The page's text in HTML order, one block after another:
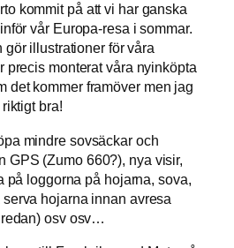
kommit på att vi har ganska
vår Europa-resa i sommar.
gör illustrationer för våra
precis monterat våra nyinköpta
det kommer framöver men jag
bra!
mindre sovsäckar och
GPS (Zumo 660?), nya visir,
på loggorna på hojarna, sova,
hojarna innan avresa
osv osv…